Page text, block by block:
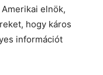
elnök,
hogy káros
információt